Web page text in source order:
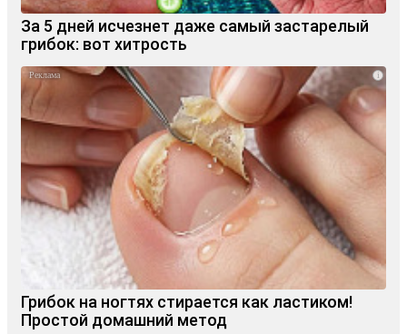
За 5 дней исчезнет даже самый застарелый
грибок: вот хитрость
i
Грибок на ногтях стирается как ластиком!
Простой домашний метод